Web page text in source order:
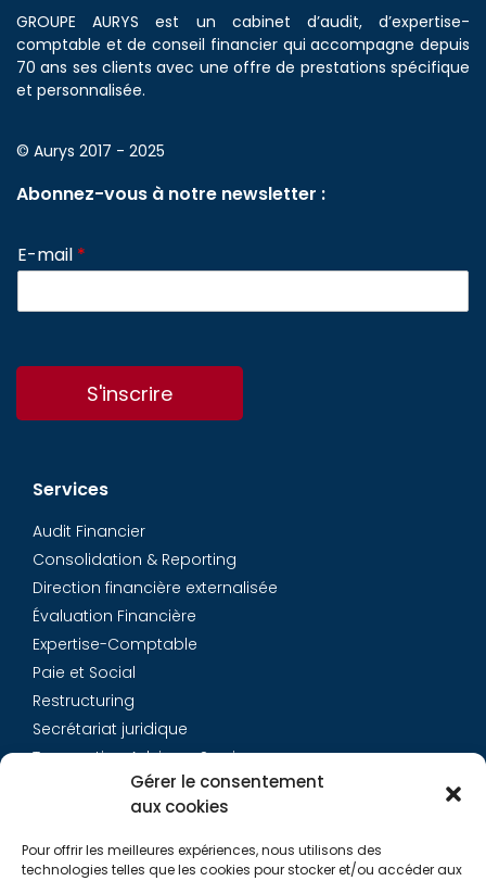
Gérer le consentement
aux cookies
Pour offrir les meilleures expériences, nous utilisons des
technologies telles que les cookies pour stocker et/ou accéder aux
GROUPE AURYS est un cabinet d’audit, d’expertise-
comptable et de conseil financier qui accompagne depuis
70 ans ses clients avec une offre de prestations spécifique
et personnalisée.
© Aurys 2017 - 2025
Abonnez-vous à notre newsletter :
E-mail *
S'inscrire
Services
Audit Financier
Consolidation & Reporting
Direction financière externalisée
Évaluation Financière
Expertise-Comptable
Paie et Social
Restructuring
Secrétariat juridique
Transaction Advisory Services
Équipe